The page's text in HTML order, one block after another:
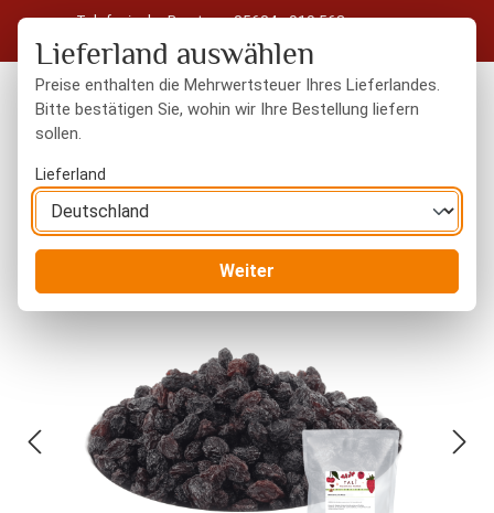
Zum Hauptinhalt springen
Telefonische Beratung: 05604 - 919 563
Kostenloser Versand in Deutschland ab 50 € Warenwert
Lieferland auswählen
Preise enthalten die Mehrwertsteuer Ihres Lieferlandes.
Bitte bestätigen Sie, wohin wir Ihre Bestellung liefern
sollen.
Lieferland
Weiter